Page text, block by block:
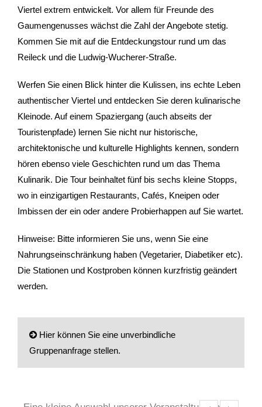
- Kulinarische Stadtführungen
- Ausflüge & Touren
- Firmenangebote
- Weihnachtsangebote
Gutscheine & Geschenke
- Gutschein
Über StattReisen
- Inhaberin
Viertel extrem entwickelt. Vor allem für Freunde des
Gaumengenusses wächst die Zahl der Angebote stetig.
Kommen Sie mit auf die Entdeckungstour rund um das
Reileck und die Ludwig-Wucherer-Straße.
Werfen Sie einen Blick hinter die Kulissen, ins echte Leben
authentischer Viertel und entdecken Sie deren kulinarische
Kleinode. Auf einem Spaziergang (auch abseits der
Touristenpfade) lernen Sie nicht nur historische,
architektonische und kulturelle Highlights kennen, sondern
hören ebenso viele Geschichten rund um das Thema
Kulinarik. Die Tour beinhaltet fünf bis sechs kleine Stopps,
wo in einzigartigen Restaurants, Cafés, Kneipen oder
Imbissen der ein oder andere Probierhappen auf Sie wartet.
Hinweise: Bitte informieren Sie uns, wenn Sie eine
Nahrungseinschränkung haben (Vegetarier, Diabetiker etc).
Die Stationen und Kostproben können kurzfristig geändert
werden.
Hier können Sie eine unverbindliche
Gruppenanfrage stellen.